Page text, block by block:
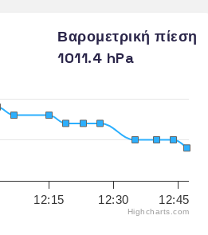
Βαρομετρική πίεση
1011.4 hPa
12:15 12:30 12:45
Highcharts.com